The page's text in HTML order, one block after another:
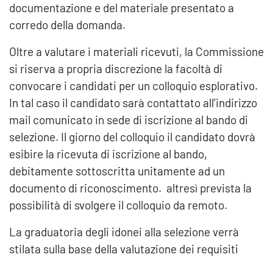
documentazione e del materiale presentato a
corredo della domanda.
Oltre a valutare i materiali ricevuti, la Commissione
si riserva a propria discrezione la facoltà di
convocare i candidati per un colloquio esplorativo.
In tal caso il candidato sarà contattato all’indirizzo
mail comunicato in sede di iscrizione al bando di
selezione. Il giorno del colloquio il candidato dovrà
esibire la ricevuta di iscrizione al bando,
debitamente sottoscritta unitamente ad un
documento di riconoscimento. altresì prevista la
possibilità di svolgere il colloquio da remoto.
La graduatoria degli idonei alla selezione verrà
stilata sulla base della valutazione dei requisiti